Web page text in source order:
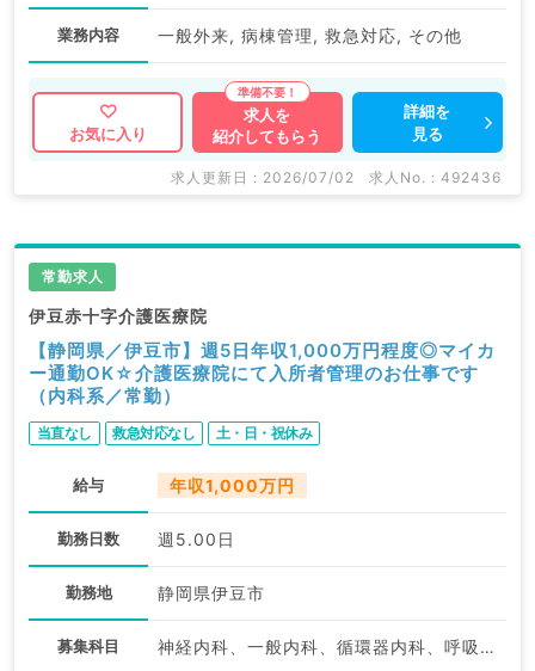
業務内容 一般外来, 病棟管理, 救急対応, その他
お気に入り
求人を
紹介してもらう
詳細を
見る
求人更新日 : 2026/07/02 求人No. : 492436
常勤求人
伊豆赤十字介護医療院
【静岡県／伊豆市】週5日年収1,000万円程度◎マイカ
ー通勤OK☆介護医療院にて入所者管理のお仕事です
（内科系／常勤）
当直なし 救急対応なし 土・日・祝休み
給与 年収1,000万円
勤務日数 週5.00日
勤務地 静岡県伊豆市
募集科目 神経内科、一般内科、循環器内科、呼吸器内科、消化器内科、内分泌・代謝内科、腎臓内科、老年内科、血液内科、膠原病科